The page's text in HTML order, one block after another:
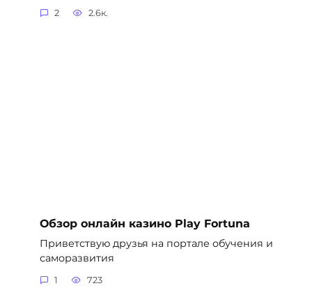
2 2.6к.
Обзор онлайн казино Play Fortuna
Приветствую друзья на портале обучения и
саморазвития
1 723